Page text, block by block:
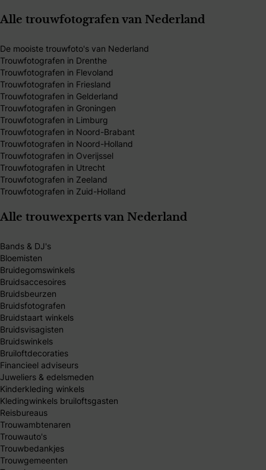
Alle trouwfotografen van Nederland
De mooiste trouwfoto's van Nederland
Trouwfotografen in Drenthe
Trouwfotografen in Flevoland
Trouwfotografen in Friesland
Trouwfotografen in Gelderland
Trouwfotografen in Groningen
Trouwfotografen in Limburg
Trouwfotografen in Noord-Brabant
Trouwfotografen in Noord-Holland
Trouwfotografen in Overijssel
Trouwfotografen in Utrecht
Trouwfotografen in Zeeland
Trouwfotografen in Zuid-Holland
Alle trouwexperts van Nederland
Bands & DJ's
Bloemisten
Bruidegomswinkels
Bruidsaccesoires
Bruidsbeurzen
Bruidsfotografen
Bruidstaart winkels
Bruidsvisagisten
Bruidswinkels
Bruiloftdecoraties
Financieel adviseurs
Juweliers & edelsmeden
Kinderkleding winkels
Kledingwinkels bruiloftsgasten
Reisbureaus
Trouwambtenaren
Trouwauto's
Trouwbedankjes
Trouwgemeenten